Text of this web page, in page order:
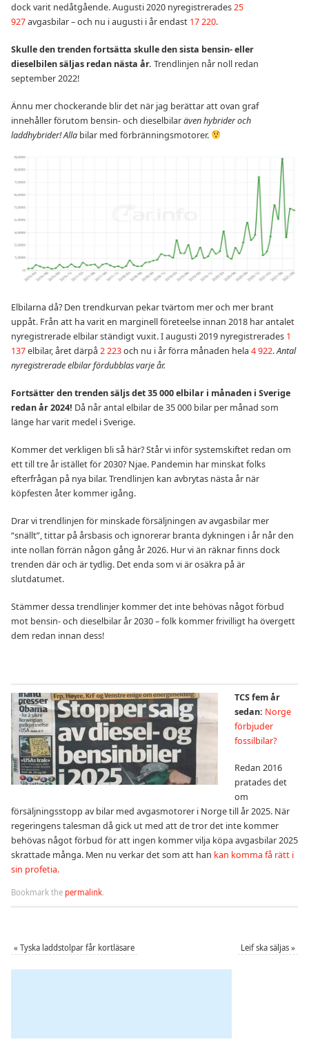
dock varit nedåtgående. Augusti 2020 nyregistrerades25
927avgasbilar – och nu i augusti i år endast 17 220.
Skulle den trenden fortsätta skulle den sista bensin- eller
dieselbilen säljas redan nästa år. Trendlinjen når noll redan
september 2022!
Ännu mer chockerande blir det när jag berättar att ovan graf
innehåller förutom bensin- och dieselbilaräven hybrider och
laddhybrider!Alla bilar med förbränningsmotorer.
Elbilarna då? Den trendkurvan pekar tvärtom mer och mer brant
uppåt. Från att ha varit en marginell företeelse innan 2018 har antalet
nyregistrerade elbilar ständigt vuxit. I augusti 2019 nyregistrerades 1
137elbilar, året därpå 2 223och nu i år förra månaden hela 4 922.Antal
nyregistrerade elbilar fördubblas varje år.
Fortsätter den trenden säljs det 35 000 elbilar i månaden i Sverige
redan år 2024! Då når antal elbilar de 35 000 bilar per månad som
länge har varit medel i Sverige.
Kommer det verkligen bli så här? Står vi inför systemskiftet redan om
ett till tre år istället för 2030? Njae. Pandemin har minskat folks
efterfrågan på nya bilar. Trendlinjen kan avbrytas nästa år när
köpfesten åter kommer igång.
Drar vi trendlinjen för minskade försäljningen av avgasbilar mer
“snällt”, tittar på årsbasis och ignorerar branta dykningen i år når den
inte nollan förrän någon gång år 2026. Hur vi än räknar finns dock
trenden där och är tydlig. Det enda som vi är osäkra på är
slutdatumet.
Stämmer dessa trendlinjer kommer det inte behövas något förbud
mot bensin- och dieselbilar år 2030 – folk kommer frivilligt ha övergett
dem redan innan dess!
TCS fem år
sedan: Norge
förbjuder
fossilbilar?
Redan 2016
pratades det
om
försäljningsstopp av bilar med avgasmotorer i Norge till år 2025. När
regeringens talesman då gick ut med att de tror det inte kommer
behövas något förbud för att ingen kommer vilja köpa avgasbilar 2025
skrattade många. Men nu verkar det som att han kan komma få rätt i
sin profetia.
Bookmark the permalink.
« Tyska laddstolpar får kortläsare Leif ska säljas »